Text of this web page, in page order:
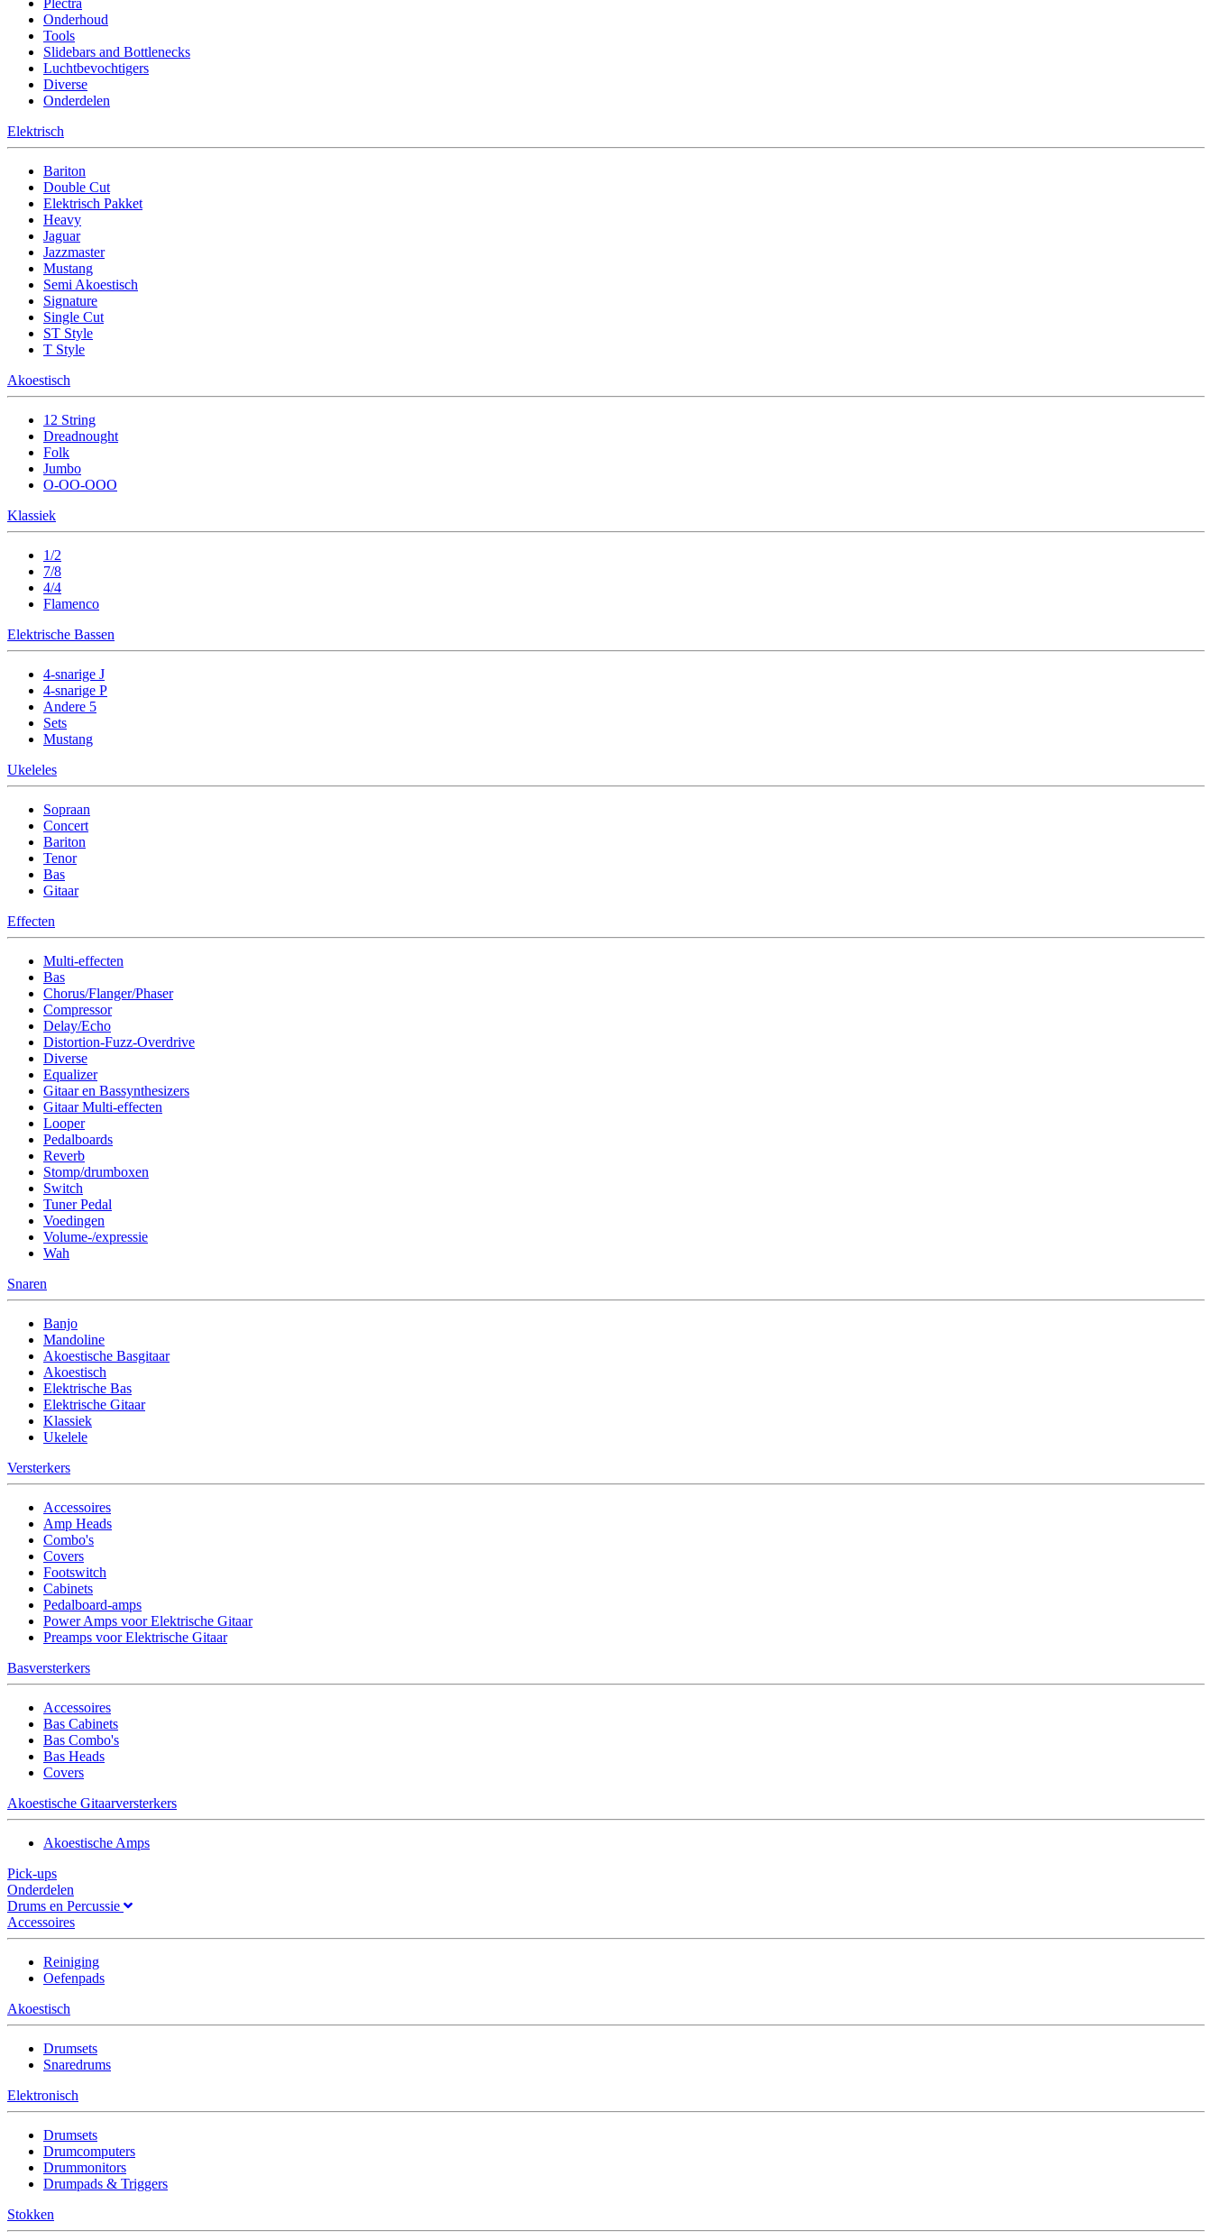
Plectra
Onderhoud
Tools
Slidebars and Bottlenecks
Luchtbevochtigers
Diverse
Onderdelen
Elektrisch
Bariton
Double Cut
Elektrisch Pakket
Heavy
Jaguar
Jazzmaster
Mustang
Semi Akoestisch
Signature
Single Cut
ST Style
T Style
Akoestisch
12 String
Dreadnought
Folk
Jumbo
O-OO-OOO
Klassiek
1/2
7/8
4/4
Flamenco
Elektrische Bassen
4-snarige J
4-snarige P
Andere 5
Sets
Mustang
Ukeleles
Sopraan
Concert
Bariton
Tenor
Bas
Gitaar
Effecten
Multi-effecten
Bas
Chorus/Flanger/Phaser
Compressor
Delay/Echo
Distortion-Fuzz-Overdrive
Diverse
Equalizer
Gitaar en Bassynthesizers
Gitaar Multi-effecten
Looper
Pedalboards
Reverb
Stomp/drumboxen
Switch
Tuner Pedal
Voedingen
Volume-/expressie
Wah
Snaren
Banjo
Mandoline
Akoestische Basgitaar
Akoestisch
Elektrische Bas
Elektrische Gitaar
Klassiek
Ukelele
Versterkers
Accessoires
Amp Heads
Combo's
Covers
Footswitch
Cabinets
Pedalboard-amps
Power Amps voor Elektrische Gitaar
Preamps voor Elektrische Gitaar
Basversterkers
Accessoires
Bas Cabinets
Bas Combo's
Bas Heads
Covers
Akoestische Gitaarversterkers
Akoestische Amps
Pick-ups
Onderdelen
Drums en Percussie
Accessoires
Reiniging
Oefenpads
Akoestisch
Drumsets
Snaredrums
Elektronisch
Drumsets
Drumcomputers
Drummonitors
Drumpads & Triggers
Stokken